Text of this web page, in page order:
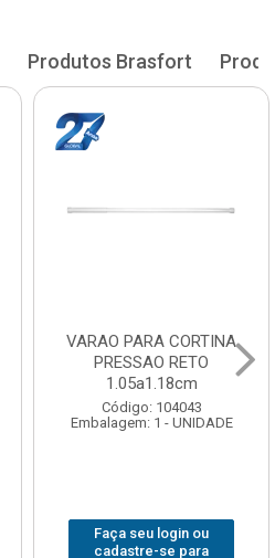
Produtos Brasfort
VARAO PARA CORTINA
PRESSAO RETO
1.20a1.33cm
Código: 104051
Embalagem: 1 - UNIDADE
Faça seu login ou
cadastre-se para